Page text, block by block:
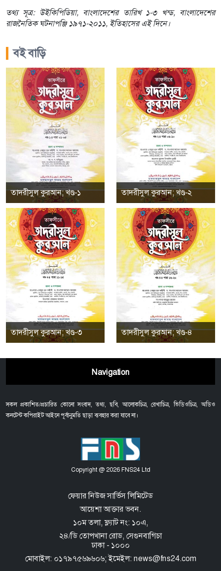
তথ্য সূত্র: উইকিপিডিয়া, বাংলাদেশের তারিখ ১-৩ খন্ড, বাংলাদেশের
রাজনৈতিক ঘটনাপঞ্জি ১৯৭১-২০১১, ইতিহাসের এই দিনে।
বই বাড়ি
তাদরীসুল কুরআন; খণ্ড-১ তাদরীসুল কুরআন; খণ্ড-২
তাদরীসুল কুরআন; খণ্ড-৩ তাদরীসুল কুরআন; খণ্ড-৪
Navigation
সকল প্রকাশিত/প্রচারিত কোনো সংবাদ, তথ্য, ছবি, আলোকচিত্র, রেখাচিত্র, ভিডিওচিত্র, অডিও
কনটেন্ট কপিরাইট আইনে পূর্বানুমতি ছাড়া ব্যবহার করা যাবে না।
Copyright @ 2026 FNS24 Ltd
ফেয়ার নিউজ সার্ভিস লিমিটেড
আয়েশা আক্তার ভবন.
১০ম তলা, ফ্ল্যাট নং: ১০এ,
২৪/ডি তোপখানা রোড, সেগুনবাগিচা
ঢাকা - ১০০০
মোবাইল: ০১৭৯৭৫৬৯৬০৬; ইমেইল: news@fns24.com